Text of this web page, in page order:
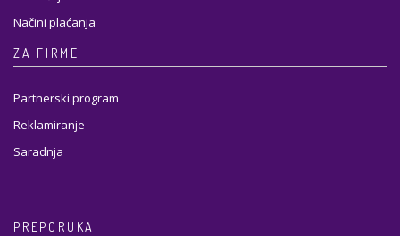
Načini plaćanja
ZA FIRME
Partnerski program
Reklamiranje
Saradnja
PREPORUKA